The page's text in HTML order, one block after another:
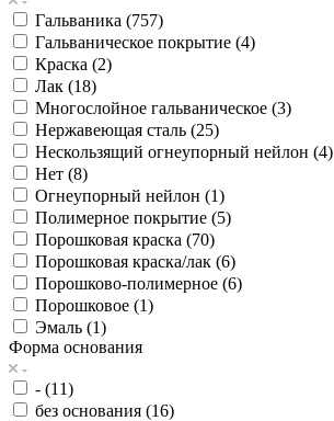
Гальваника (757)
Гальваническое покрытие (4)
Краска (2)
Лак (18)
Многослойное гальваническое (3)
Нержавеющая сталь (25)
Нескользящий огнеупорный нейлон (4)
Нет (8)
Огнеупорный нейлон (1)
Полимерное покрытие (5)
Порошковая краска (70)
Порошковая краска/лак (6)
Порошково-полимерное (6)
Порошковое (1)
Эмаль (1)
Форма основания
- (11)
без основания (16)